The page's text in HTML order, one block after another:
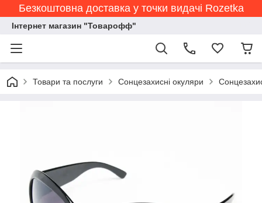
Безкоштовна доставка у точки видачі Rozetka
Інтернет магазин "Товарофф"
Товари та послуги Сонцезахисні окуляри